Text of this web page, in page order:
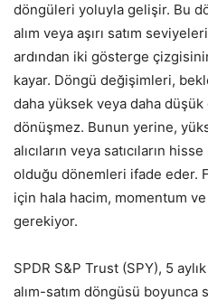
döngüleri yoluyla gelişir. Bu
alım veya aşırı satım
ardından iki gösterge
kayar. Döngü değişimleri,
daha yüksek veya daha
dönüşmez. Bunun yerine,
alıcıların veya satıcıların
olduğu dönemleri ifade eder.
için hala hacim, momentum
gerekiyor.
SPDR S&P Trust (SPY), 5
alım-satım döngüsü boyunca